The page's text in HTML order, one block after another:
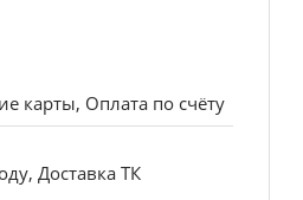
карты, Оплата по счёту
Доставка ТК